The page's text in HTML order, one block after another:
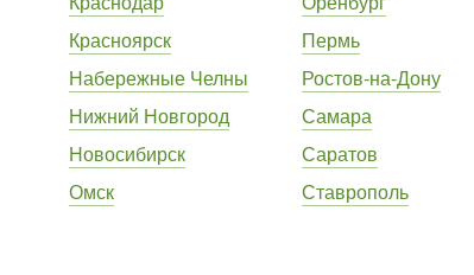
Красноярск
Набережные Челны
Нижний Новгород
Новосибирск
Омск
Пермь
Ростов-на-Дону
Самара
Саратов
Ставрополь